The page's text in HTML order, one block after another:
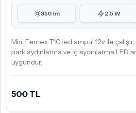
350 lm 2.5 W
Mini Femex T10 led ampul 12v ile
park aydınlatma ve iç aydınlatma LED
uygundur.
500 TL